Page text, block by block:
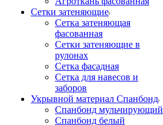
Сетки затеняющие
Сетка затеняющая
фасованная
Сетки затеняющие в
рулонах
Сетка фасадная
Сетка для навесов и
заборов
Укрывной материал Спанбонд
Спанбонд мульчирующий
Спанбонд белый